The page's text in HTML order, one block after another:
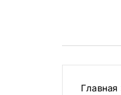
Главная